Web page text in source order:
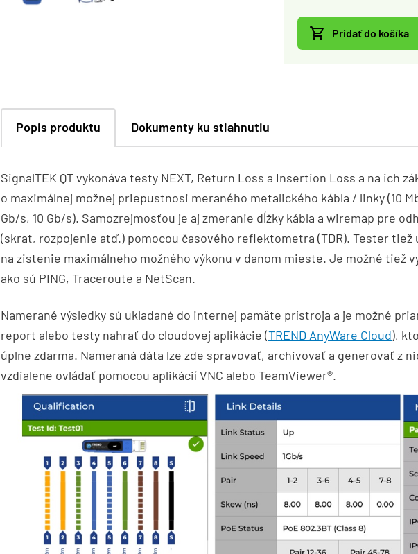
Pridať do košíka
Popis produktu Dokumenty ku stiahnutiu
SignalTEK QT vykonáva testy NEXT, Return Loss a Insertion Loss a na ich
o maximálnej možnej priepustnosi meraného metalického kábla / linky (10
Gb/s, 10 Gb/s). Samozrejmosťou je aj zmeranie dĺžky kábla a wiremap pre
(skrat, rozpojenie atď.) pomocou časového reflektometra (TDR). Tester tiež
na zistenie maximálneho možného výkonu v danom mieste. Je možné tiež
ako sú PING, Traceroute a NetScan.
Namerané výsledky sú ukladané do internej pamäte prístroja a je možné
report alebo testy nahrať do cloudovej aplikácie (TREND AnyWare Cloud),
úplne zdarma. Nameraná dáta lze zde spravovať, archivovať a generovať z
vzdialene ovládať pomocou aplikácií VNC alebo TeamViewer®.